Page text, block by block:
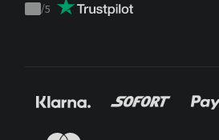
Trustpilot
/5